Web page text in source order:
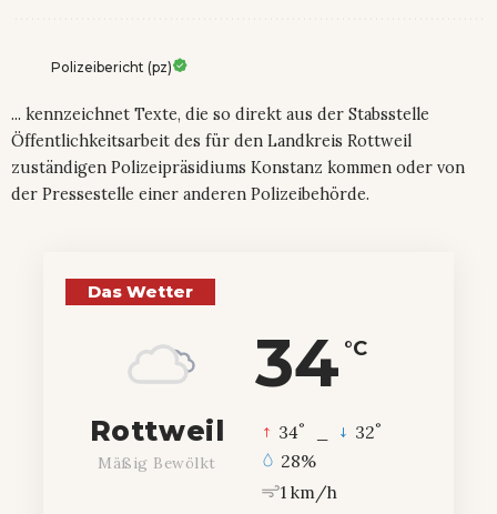
Polizeibericht (pz)
... kennzeichnet Texte, die so direkt aus der Stabsstelle
Öffentlichkeitsarbeit des für den Landkreis Rottweil
zuständigen Polizeipräsidiums Konstanz kommen oder von
der Pressestelle einer anderen Polizeibehörde.
Das Wetter
34 °C
Rottweil
Mäßig Bewölkt
34° 32°
28%
1 km/h